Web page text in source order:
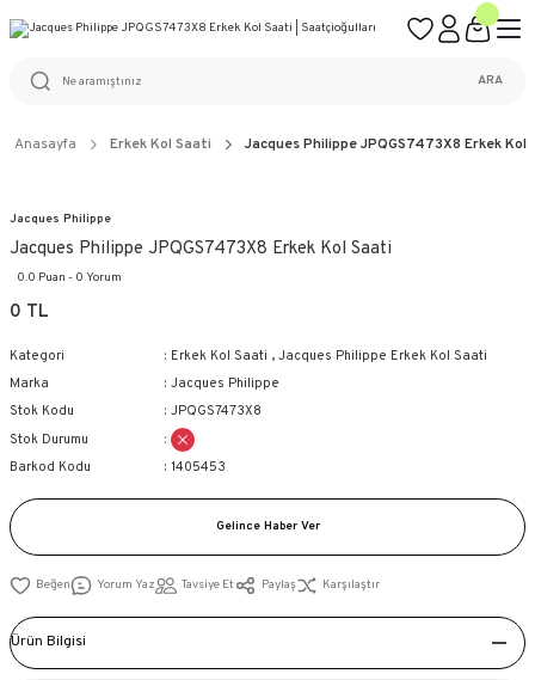
%100 ORİJİNAL ÜRÜN GARANTİSİ
ARA
Anasayfa Erkek Kol Saati Jacques Philippe JPQGS7473X8 Erkek Kol
Jacques Philippe
Jacques Philippe JPQGS7473X8 Erkek Kol Saati
0.0 Puan - 0 Yorum
0 TL
Kategori Erkek Kol Saati , Jacques Philippe Erkek Kol Saati
Marka
Jacques Philippe
Stok Kodu
JPQGS7473X8
Stok Durumu
Barkod Kodu
1405453
Gelince Haber Ver
Yorum Yaz Tavsiye Et Paylaş Karşılaştır
Ürün Bilgisi